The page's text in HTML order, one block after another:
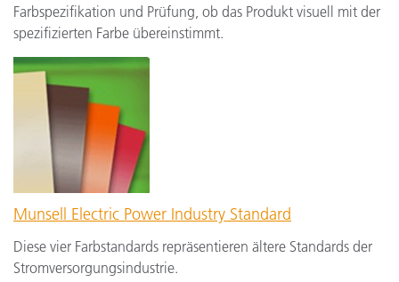
Farbspezifikation und Prüfung, ob das Produkt visuell mit der
spezifizierten Farbe übereinstimmt.
Munsell Electric Power Industry Standard
Diese vier Farbstandards repräsentieren ältere Standards der
Stromversorgungsindustrie.